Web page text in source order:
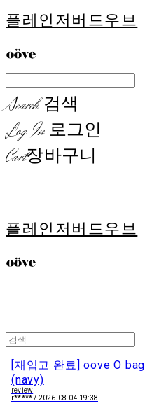
플레인저버드우브
Search검색
Log In 로그인
Cart장바구니
플레인저버드우브
[재입고 완료] oove O bag
(navy)
review
r***** / 2026.08.04 19:38